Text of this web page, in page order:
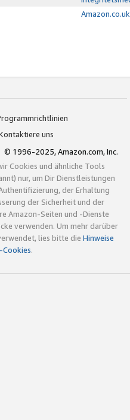
uns
© 1996-2025, Amazon.com, Inc.
Cookies und ähnliche Tools
nur, um Dir Dienstleistungen
der Erhaltung
der Sicherheit und der
Amazon-Seiten und -Dienste
verwenden. Um mehr darüber
lies bitte die Hinweise
Cookies.